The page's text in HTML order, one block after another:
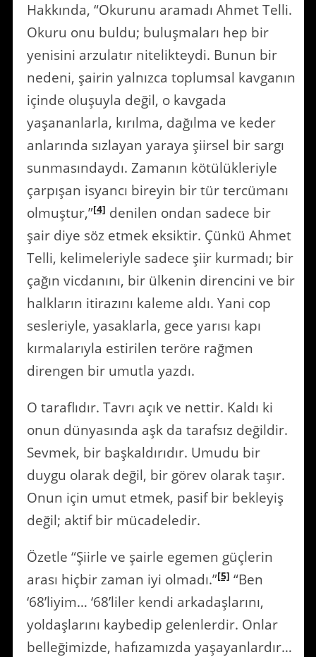
Hakkında, “Okurunu aramadı Ahmet Telli.
Okuru onu buldu; buluşmaları hep bir
yenisini arzulatır nitelikteydi. Bunun bir
nedeni, şairin yalnızca toplumsal kavganın
içinde oluşuyla değil, o kavgada
yaşananlarla, kırılma, dağılma ve keder
anlarında sızlayan yaraya şiirsel bir sargı
sunmasındaydı. Zamanın kötülükleriyle
çarpışan isyancı bireyin bir tür tercümanı
olmuştur,”[4] denilen ondan sadece bir
şair diye söz etmek eksiktir. Çünkü Ahmet
Telli, kelimeleriyle sadece şiir kurmadı; bir
çağın vicdanını, bir ülkenin direncini ve bir
halkların itirazını kaleme aldı. Yani cop
sesleriyle, yasaklarla, gece yarısı kapı
kırmalarıyla estirilen teröre rağmen
direngen bir umutla yazdı.
O taraflıdır. Tavrı açık ve nettir. Kaldı ki
onun dünyasında aşk da tarafsız değildir.
Sevmek, bir başkaldırıdır. Umudu bir
duygu olarak değil, bir görev olarak taşır.
Onun için umut etmek, pasif bir bekleyiş
değil; aktif bir mücadeledir.
Özetle “Şiirle ve şairle egemen güçlerin
arası hiçbir zaman iyi olmadı.”[5] “Ben
‘68’liyim… ‘68’liler kendi arkadaşlarını,
yoldaşlarını kaybedip gelenlerdir. Onlar
belleğimizde, hafızamızda yaşayanlardır…